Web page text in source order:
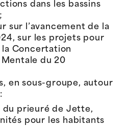
dans les bassins
sur l’avancement de la
sur les projets pour
la Concertation
du 20
en sous-groupe, autour
du prieuré de Jette,
pour les habitants